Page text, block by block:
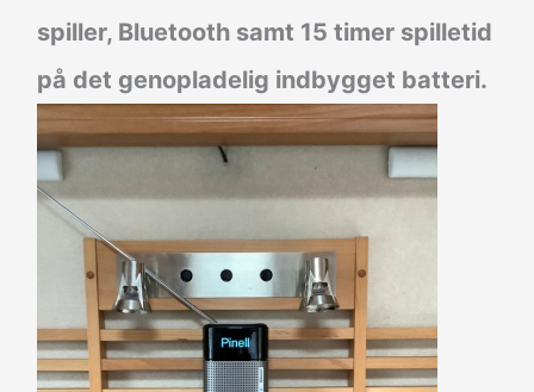
spiller, Bluetooth samt 15 timer spilletid
på det genopladelig indbygget batteri.